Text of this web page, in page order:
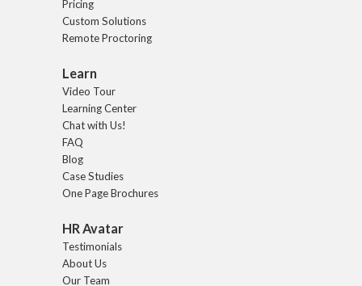
Pricing
Custom Solutions
Remote Proctoring
Learn
Video Tour
Learning Center
Chat with Us!
FAQ
Blog
Case Studies
One Page Brochures
HR Avatar
Testimonials
About Us
Our Team